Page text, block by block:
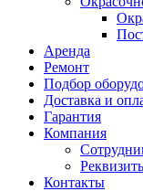
Аренда
Ремонт
Подбор
Доставка и
Гарантия
Компания
Контакты